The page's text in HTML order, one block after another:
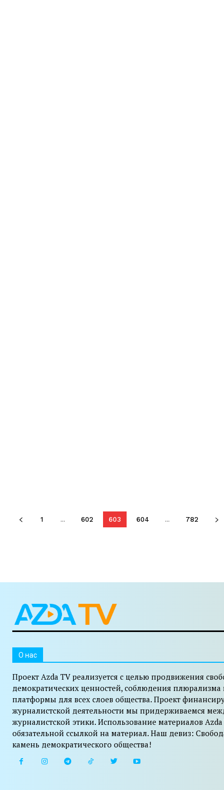
1 ... 602 603 604 ... 782
O нас
Проект Azda TV реализуется с целью продвижения
демократических ценностей, соблюдения плюрализма
платформы для всех слоев общества. Проект
журналистской деятельности мы придерживаемся
журналистской этики. Использование материалов
обязательной ссылкой на материал. Наш девиз:
камень демократического общества!